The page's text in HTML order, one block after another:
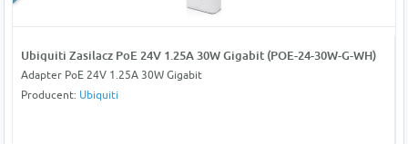
Ubiquiti Zasilacz PoE 24V 1.25A 30W Gigabit (POE-24-30W-G-WH)
Adapter PoE 24V 1.25A 30W Gigabit
Producent: Ubiquiti